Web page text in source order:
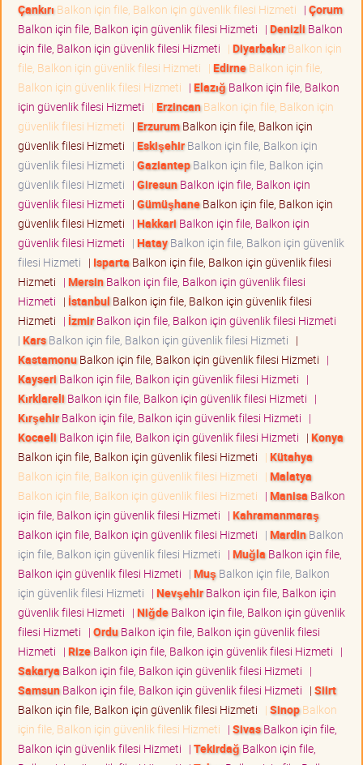
Çankırı Balkon için file, Balkon için güvenlik filesi Hizmeti | Çorum
Balkon için file, Balkon için güvenlik filesi Hizmeti | Denizli Balkon
için file, Balkon için güvenlik filesi Hizmeti | DiyarbakırBalkon için
file, Balkon için güvenlik filesi Hizmeti | EdirneBalkon için file,
Balkon için güvenlik filesi Hizmeti | Elazığ Balkon için file, Balkon
için güvenlik filesi Hizmeti | ErzincanBalkon için file, Balkon için
güvenlik filesi Hizmeti | ErzurumBalkon için file, Balkon için
güvenlik filesi Hizmeti | EskişehirBalkon için file, Balkon için
güvenlik filesi Hizmeti | GaziantepBalkon için file, Balkon için
güvenlik filesi Hizmeti | GiresunBalkon için file, Balkon için
güvenlik filesi Hizmeti | GümüşhaneBalkon için file, Balkon için
güvenlik filesi Hizmeti | Hakkari Balkon için file, Balkon için
güvenlik filesi Hizmeti | HatayBalkon için file, Balkon için güvenlik
filesi Hizmeti | Isparta Balkon için file, Balkon için güvenlik filesi
Hizmeti | MersinBalkon için file, Balkon için güvenlik filesi
Hizmeti | İstanbul Balkon için file, Balkon için güvenlik filesi
Hizmeti | İzmirBalkon için file, Balkon için güvenlik filesi Hizmeti
| KarsBalkon için file, Balkon için güvenlik filesi Hizmeti |
KastamonuBalkon için file, Balkon için güvenlik filesi Hizmeti |
Kayseri Balkon için file, Balkon için güvenlik filesi Hizmeti |
Kırklareli Balkon için file, Balkon için güvenlik filesi Hizmeti |
KırşehirBalkon için file, Balkon için güvenlik filesi Hizmeti |
Kocaeli Balkon için file, Balkon için güvenlik filesi Hizmeti | Konya
Balkon için file, Balkon için güvenlik filesi Hizmeti | Kütahya
Balkon için file, Balkon için güvenlik filesi Hizmeti | Malatya
Balkon için file, Balkon için güvenlik filesi Hizmeti | Manisa Balkon
için file, Balkon için güvenlik filesi Hizmeti | Kahramanmaraş
Balkon için file, Balkon için güvenlik filesi Hizmeti | MardinBalkon
için file, Balkon için güvenlik filesi Hizmeti | Muğla Balkon için file,
Balkon için güvenlik filesi Hizmeti | Muş Balkon için file, Balkon
için güvenlik filesi Hizmeti | NevşehirBalkon için file, Balkon için
güvenlik filesi Hizmeti | NiğdeBalkon için file, Balkon için güvenlik
filesi Hizmeti | OrduBalkon için file, Balkon için güvenlik filesi
Hizmeti | RizeBalkon için file, Balkon için güvenlik filesi Hizmeti |
Sakarya Balkon için file, Balkon için güvenlik filesi Hizmeti |
SamsunBalkon için file, Balkon için güvenlik filesi Hizmeti | Siirt
Balkon için file, Balkon için güvenlik filesi Hizmeti | SinopBalkon
için file, Balkon için güvenlik filesi Hizmeti | SivasBalkon için file,
Balkon için güvenlik filesi Hizmeti | Tekirdağ Balkon için file,